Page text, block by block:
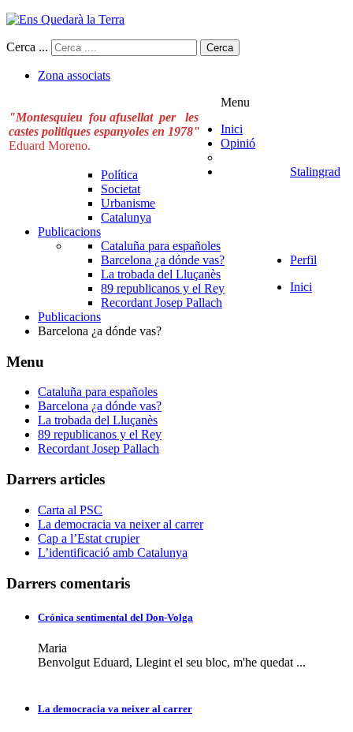
Cerca ... Cerca
Zona associats
"Montesquieu fou afusellat per les
castes politiques espanyoles en 1978"
Eduard Moreno.
Menu
Inici
Opinió
Política
Societat
Urbanisme
Catalunya
Stalingrad
Publicacions
Cataluña para españoles
Barcelona ¿a dónde vas?
La trobada del Lluçanès
89 republicanos y el Rey
Recordant Josep Pallach
Perfil
Inici
Publicacions
Barcelona ¿a dónde vas?
Menu
Cataluña para españoles
Barcelona ¿a dónde vas?
La trobada del Lluçanès
89 republicanos y el Rey
Recordant Josep Pallach
Darrers articles
Carta al PSC
La democracia va neixer al carrer
Cap a l’Estat crupier
L’identificació amb Catalunya
Darrers comentaris
Crónica sentimental del Don-Volga
Maria
Benvolgut Eduard, Llegint el seu bloc, m'he quedat ...
La democracia va neixer al carrer